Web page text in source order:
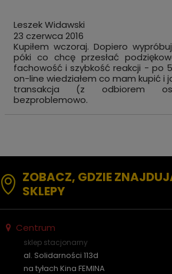
Leszek Widawski
23 czerwca 2016
Kupiłem wczoraj. Dopiero
póki co chcę przesłać
fachowość i szybkość reakcji - po
on-line wiedziałem co mam kupić i
transakcja (z odbiorem
bezproblemowo.
ZOBACZ, GDZIE
SKLEPY
Centrum
sklep stacjonarny
al. Solidarności 113d
na tyłach Kina FEMINA